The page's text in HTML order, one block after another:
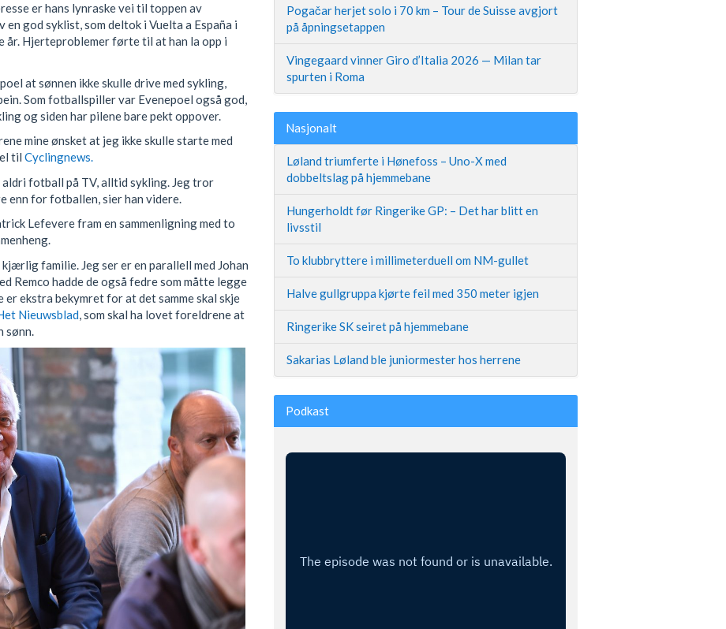
er hans lynraske vei til toppen av
god syklist, som deltok i Vuelta a España i
år. Hjerteproblemer førte til at han la opp i
at sønnen ikke skulle drive med sykling,
Som fotballspiller var Evenepoel også god,
og siden har pilene bare pekt oppover.
mine ønsket at jeg ikke skulle starte med
til Cyclingnews.
aldri fotball på TV, alltid sykling. Jeg tror
for fotballen, sier han videre.
Lefevere fram en sammenligning med to
familie. Jeg ser er en parallell med Johan
Remco hadde de også fedre som måtte legge
ekstra bekymret for at det samme skal skje
Nieuwsblad , som skal ha lovet foreldrene at
sønn.
Pogačar herjet solo i 70 km – Tour de Suisse avgjort
på åpningsetappen
Vingegaard vinner Giro d’Italia 2026 — Milan tar
spurten i Roma
Nasjonalt
Løland triumferte i Hønefoss – Uno-X med
dobbeltslag på hjemmebane
Hungerholdt før Ringerike GP: – Det har blitt en
livsstil
To klubbryttere i millimeterduell om NM-gullet
Halve gullgruppa kjørte feil med 350 meter igjen
Ringerike SK seiret på hjemmebane
Sakarias Løland ble juniormester hos herrene
Podkast